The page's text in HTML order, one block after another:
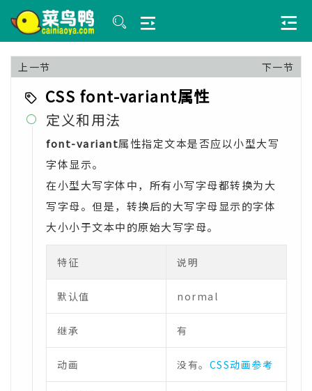
上一节 下一节
CSS font-variant属性
 定义和用法
font-variant属性指定文本是否应以小型大写
字体显示。
在小型大写字体中，所有小写字母都转换为大
写字母。但是，转换后的大写字母显示的字体
大小小于文本中的原始大写字母。
特征 说明
默认值 normal
继承 有
动画 没有。 CSS动画参考